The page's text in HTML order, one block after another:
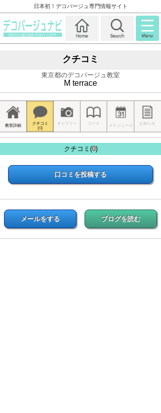
日本初！デコパージュ専門情報サイト
クチコミ
東京都のデコパージュ教室
M terrace
教室詳細
クチコミ
(0)
ギャラリー コース スケジュール お知らせ
クチコミ(0)
口コミを投稿する
メールをする ブログを読む